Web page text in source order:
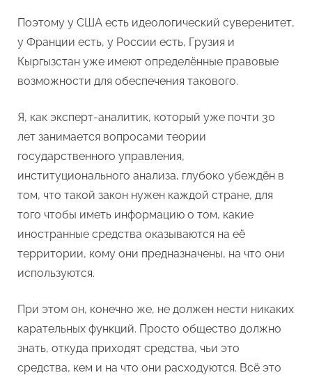
Поэтому у США есть идеологический суверенитет,
у Франции есть, у России есть, Грузия и
Кыргызстан уже имеют определённые правовые
возможности для обеспечения такового.
Я, как эксперт-аналитик, который уже почти 30
лет занимается вопросами теории
государственного управления,
институционального анализа, глубоко убеждён в
том, что такой закон нужен каждой стране, для
того чтобы иметь информацию о том, какие
иностранные средства оказываются на её
территории, кому они предназначены, на что они
используются.
При этом он, конечно же, не должен нести никаких
карательных функций. Просто общество должно
знать, откуда приходят средства, чьи это
средства, кем и на что они расходуются. Всё это